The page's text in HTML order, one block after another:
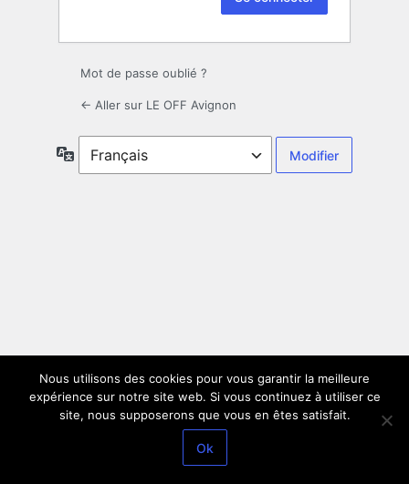
Mot de passe oublié ?
← Aller sur LE OFF Avignon
Langue
Nous utilisons des cookies pour vous garantir la meilleure
expérience sur notre site web. Si vous continuez à utiliser ce
site, nous supposerons que vous en êtes satisfait.
Ok